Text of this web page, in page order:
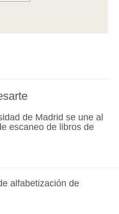
de Madrid se une al
escaneo de libros de
alfabetización de